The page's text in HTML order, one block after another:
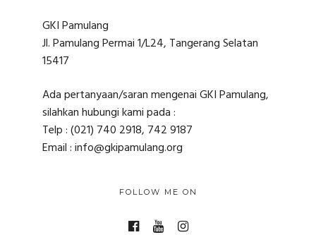
GKI Pamulang
Jl. Pamulang Permai 1/L24, Tangerang Selatan
15417
Ada pertanyaan/saran mengenai GKI Pamulang,
silahkan hubungi kami pada :
Telp : (021) 740 2918, 742 9187
Email : info@gkipamulang.org
FOLLOW ME ON